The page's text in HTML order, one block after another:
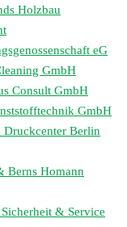
Holzbau
eG
GmbH
Consult GmbH
GmbH
Druckcenter Berlin
Berns Homann
& Service